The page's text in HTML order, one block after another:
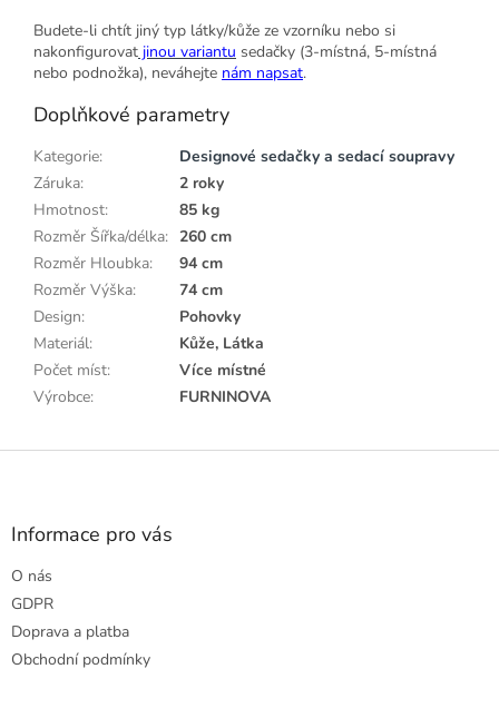
Budete-li chtít jiný typ látky/kůže ze vzorníku nebo si
nakonfigurovat jinou variantu sedačky (3-místná, 5-místná
nebo podnožka), neváhejte nám napsat.
Doplňkové parametry
Kategorie:
Designové sedačky a sedací soupravy
Záruka:
2 roky
Hmotnost:
85 kg
Rozměr Šířka/délka: 260 cm
Rozměr Hloubka:
94 cm
Rozměr Výška:
74 cm
Design:
Pohovky
Materiál:
Kůže, Látka
Počet míst:
Více místné
Výrobce: FURNINOVA
Z
Informace pro vás
O nás
GDPR
Doprava a platba
Obchodní podmínky